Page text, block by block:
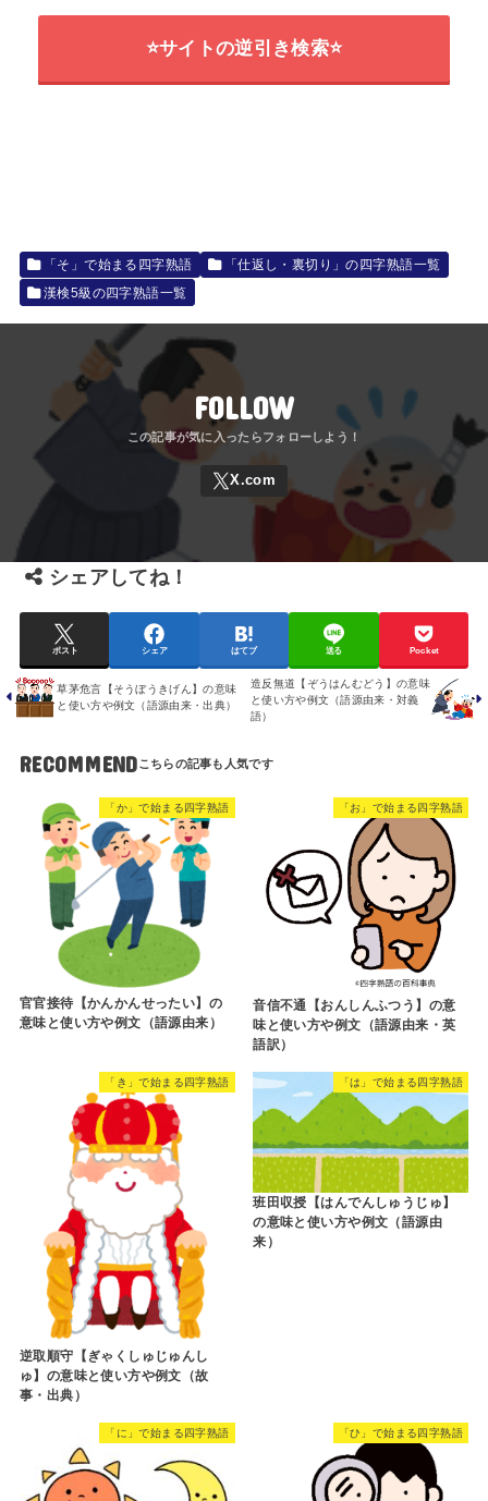
⭐サイトの逆引き検索⭐
「そ」で始まる四字熟語
「仕返し・裏切り」の四字熟語一覧
漢検5級の四字熟語一覧
FOLLOW
シェアしてね！
ポスト シェア はてブ 送る Pocket
草茅危言【そうぼうきげん】の意味
と使い方や例文（語源由来・出典）
造反無道【ぞうはんむどう】の意味
と使い方や例文（語源由来・対義
語）
RECOMMEND
「か」で始まる四字熟語
官官接待【かんかんせったい】の
意味と使い方や例文（語源由来）
「お」で始まる四字熟語
音信不通【おんしんふつう】の意
味と使い方や例文（語源由来・英
語訳）
「き」で始まる四字熟語
逆取順守【ぎゃくしゅじゅんし
ゅ】の意味と使い方や例文（故
事・出典）
「は」で始まる四字熟語
班田収授【はんでんしゅうじゅ】
の意味と使い方や例文（語源由
来）
「に」で始まる四字熟語 「ひ」で始まる四字熟語